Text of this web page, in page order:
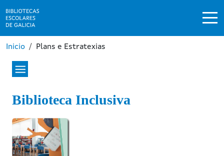
Miga de pan
Inicio Plans e Estratexias
Biblioteca Inclusiva
Image